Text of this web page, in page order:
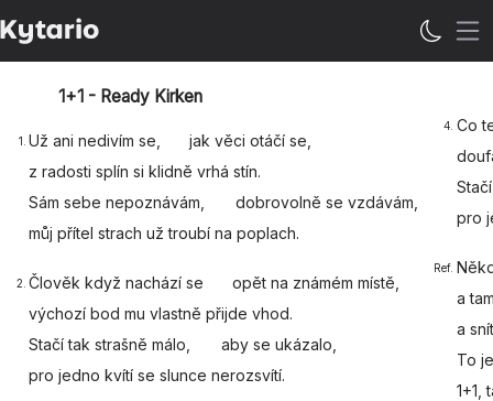
1+1 - Ready Kirken
1. Už ani nedivím se,
jak věci otáčí se,
z radosti splín si klidně vrhá stín.
Sám sebe nepoznávám,
dobrovolně se vzdávám,
můj přítel strach už troubí na poplach.
2. Člověk když nachází se
opět na známém místě,
výchozí bod mu vlastně přijde vhod.
Stačí tak strašně málo,
aby se ukázalo,
pro jedno kvítí se slunce nerozsvítí.
4. Co
pro
Ref.
a
a
To
1+1,